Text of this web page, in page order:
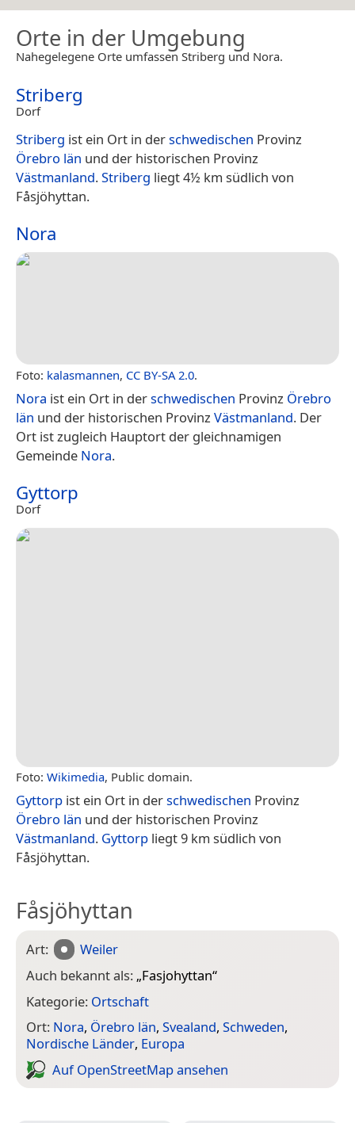
Orte in der Umgebung
Nahegelegene Orte umfassen Striberg und Nora.
Striberg
Dorf
Striberg ist ein Ort in derschwedischen Provinz
Örebro län und der historischen Provinz
Västmanland.Striberg liegt 4½ km südlich von
Fåsjöhyttan.
Nora
Foto: kalasmannen, CC BY-SA 2.0.
Nora ist ein Ort in derschwedischen Provinz Örebro
län und der historischen Provinz Västmanland. Der
Ort ist zugleich Hauptort der gleichnamigen
Gemeinde Nora.
Gyttorp
Dorf
Foto: Wikimedia, Public domain.
Gyttorp ist ein Ort in derschwedischen Provinz
Örebro län und der historischen Provinz
Västmanland. Gyttorp liegt 9 km südlich von
Fåsjöhyttan.
Fåsjöhyttan
Art:
Weiler
Auch bekannt als: „Fasjohyttan“
Kategorie: Ortschaft
Ort: Nora, Örebro län, Svealand, Schweden,
Nordische Länder, Europa
Auf Open­Street­Map ansehen